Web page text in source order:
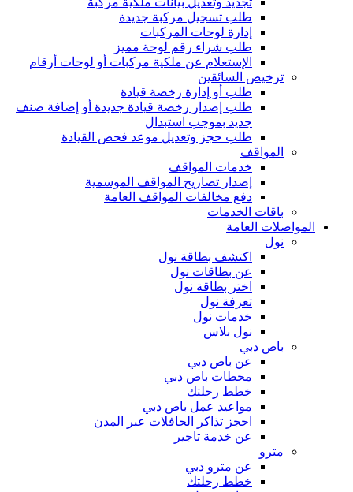
طلب تسجيل مركبة جديدة
إدارة لوحات المركبات
طلب شراء رقم لوحة مميز
الإستعلام عن ملكية مركبات أو لوحات أرقام
ترخيص السائقين
طلب أو إدارة رخصة قيادة
طلب إصدار رخصة قيادة جديدة أو إضافة صنف
جديد بموجب استبدال
طلب حجز وتعديل موعد فحص القيادة
المواقف
خدمات المواقف
إصدار تصاريح المواقف الموسمية
دفع مخالفات المواقف العامة
باقات الخدمات
المواصلات العامة
نول
اكتشف بطاقة نول
عن بطاقات نول
اختر بطاقة نول
تعرفة نول
خدمات نول
نول بلاس
باص دبي
عن باص دبي
محطات باص دبي
خطط رحلتك
مواعيد عمل باص دبي
احجز تذاكر الحافلات عبر المدن
عن خدمة تاجير
مترو
عن مترو دبي
خطط رحلتك